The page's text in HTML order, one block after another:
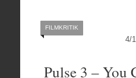
4/
FILMKRITIK
Pulse 3 – You